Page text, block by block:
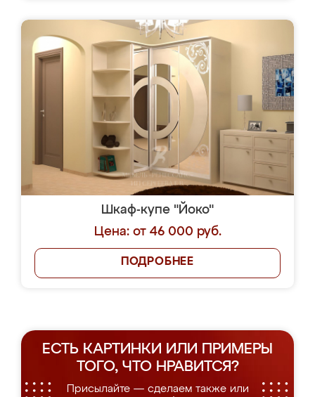
Шкаф-купе "Йоко"
Цена: от 46 000 руб.
ПОДРОБНЕЕ
ЕСТЬ КАРТИНКИ ИЛИ ПРИМЕРЫ
ТОГО, ЧТО НРАВИТСЯ?
Присылайте — сделаем также или